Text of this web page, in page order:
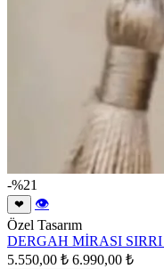
-%21
❤
👁
Özel Tasarım
DERGAH MİRASI
5.550,00 ₺ 6.990,00 ₺